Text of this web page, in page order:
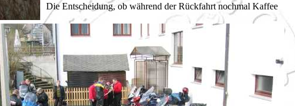
Die Entscheidung, ob während der Rückfahrt nochmal Kaffee